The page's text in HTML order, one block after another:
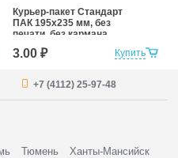
Купить
Курьер-пакет Стандарт
ПАК 195х235 мм, без
печати, без кармана
3.00 ₽
+7 (4112) 25-97-48
Тюмень Ханты-Мансийск